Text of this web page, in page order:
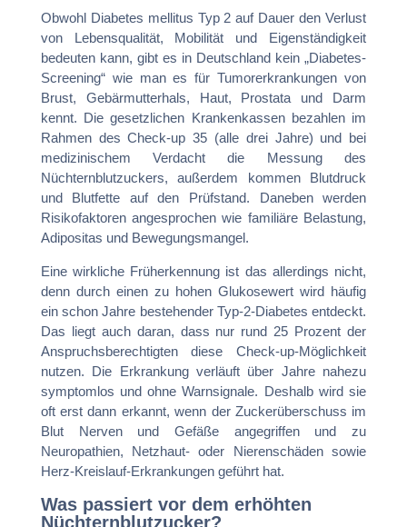
Obwohl Diabetes mellitus Typ 2 auf Dauer den Verlust
von Lebensqualität, Mobilität und Eigenständigkeit
bedeuten kann, gibt es in Deutschland kein „Diabetes-
Screening“ wie man es für Tumorerkrankungen von
Brust, Gebärmutterhals, Haut, Prostata und Darm
kennt. Die gesetzlichen Krankenkassen bezahlen im
Rahmen des Check-up 35 (alle drei Jahre) und bei
medizinischem Verdacht die Messung des
Nüchternblutzuckers, außerdem kommen Blutdruck
und Blutfette auf den Prüfstand. Daneben werden
Risikofaktoren angesprochen wie familiäre Belastung,
Adipositas und Bewegungsmangel.
Eine wirkliche Früherkennung ist das allerdings nicht,
denn durch einen zu hohen Glukosewert wird häufig
ein schon Jahre bestehender Typ-2-Diabetes entdeckt.
Das liegt auch daran, dass nur rund 25 Prozent der
Anspruchsberechtigten diese Check-up-Möglichkeit
nutzen. Die Erkrankung verläuft über Jahre nahezu
symptomlos und ohne Warnsignale. Deshalb wird sie
oft erst dann erkannt, wenn der Zuckerüberschuss im
Blut Nerven und Gefäße angegriffen und zu
Neuropathien, Netzhaut- oder Nierenschäden sowie
Herz-Kreislauf-Erkrankungen geführt hat.
Was passiert vor dem erhöhten
Nüchternblutzucker?